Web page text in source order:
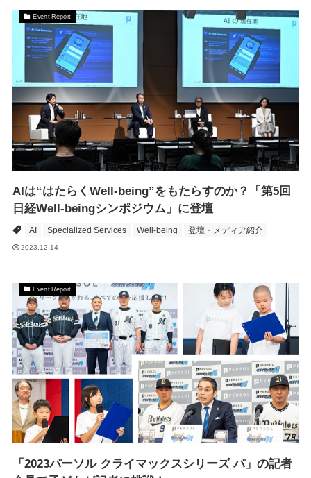
Event Report
AIは“はたらくWell-being”をもたらすのか？「第5回
日経Well-beingシンポジウム」に登壇
AI Specialized Services Well-being 登壇・メディア紹介
2023.12.14
Event Report
「2023パーソル クライマックスシリーズ パ」の記者